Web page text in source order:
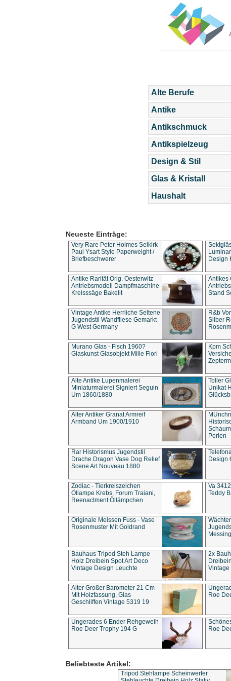
Alte Berufe
Antike
Antikschmuck
Antikspielzeug
Design & Stil
Glas & Kristall
Haushalt
Neueste Einträge:
Very Rare Peter Holmes Selkirk
Paul Ysart Style Paperweight /
Briefbeschwerer
Design
Antike Rarität Orig. Oesterwitz
Antriebsmodell Dampfmaschine
Kreisssäge Bakelit
Antikes
Stand
Vintage Antike Herrliche Seltene
Jugendstil Wandfliese Gemarkt
G West Germany
R&b
Silber
Murano Glas - Fisch 1960?
Glaskunst Glasobjekt Mille Fiori
Kpm
Alte Antike Lupenmalerei
Miniaturmalerei Signiert Seguin
Um 1860/1880
Toller
Unikat
Alter Antiker Granat Armreif
Armband Um 1900/1910
Perlen
Rar Historismus Jugendstil
Drache Dragon Vase Dog Relief
Scene Art Nouveau 1880
Design
Zodiac - Tierkreiszeichen
Öllampe Krebs, Forum Traiani,
Reenactment Öllämpchen
Va
Teddy
Originale Meissen Fuss - Vase
Rosenmuster Mit Goldrand
Bauhaus Tripod Steh Lampe
Holz Dreibein Spot Art Deco
Vintage Design Leuchte
2x
Vintage
Alter Großer Barometer 21 Cm
Mit Holzfassung, Glas
Geschliffen Vintage 5319 19
Roe
Ungerades 6 Ender Rehgeweih
Roe Deer Trophy 194 G
Roe
Beliebteste Artikel:
Tripod Stehlampe Scheinwerfer